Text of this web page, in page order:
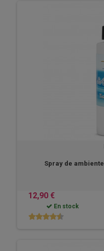
Spray de
12,90 €
En stock